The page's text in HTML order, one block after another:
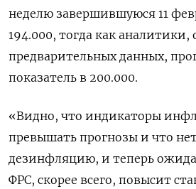
неделю завершившуюся 11
194.000​​, тогда как аналитики,
предварительных данных,
показатель в 200​.000.
«Видно, что индикаторы
превышать прогнозы и что
дезинфляцию, и теперь
ФРС, скорее всего, повысит